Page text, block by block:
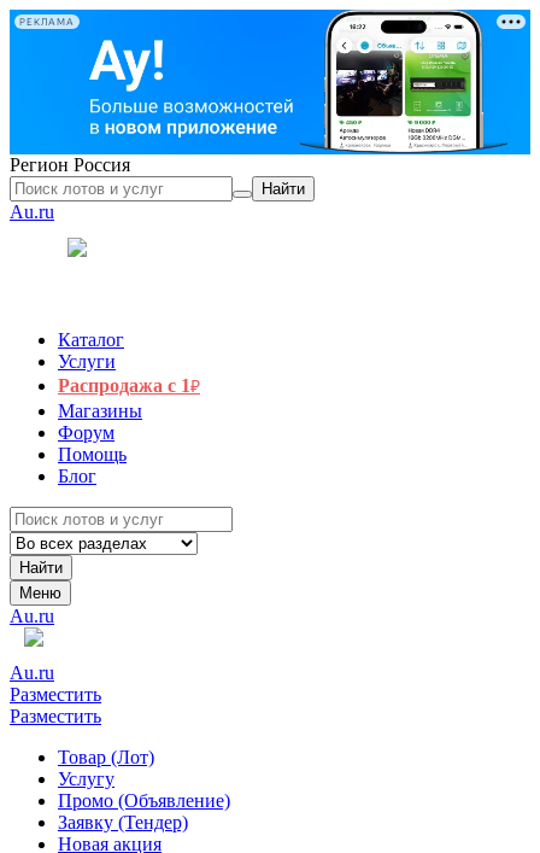
РЕКЛАМА
Регион Россия
Найти
Au.ru
Каталог
Услуги
Распродажа с 1₽
Магазины
Форум
Помощь
Блог
Найти
Меню
Au.ru
Au.ru
Разместить
Разместить
Товар (Лот)
Услугу
Промо (Объявление)
Заявку (Тендер)
Новая акция